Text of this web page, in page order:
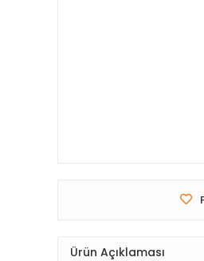
Ürün Açıklaması